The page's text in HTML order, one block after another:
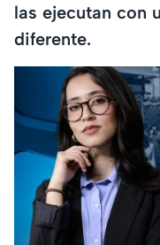
las ejecutan con
diferente.